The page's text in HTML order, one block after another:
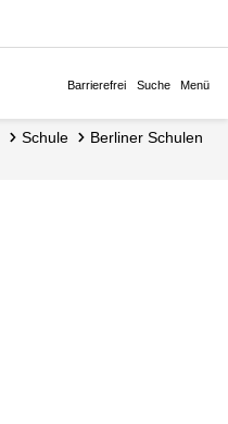
Barrierefrei Suche Menü
Schule
Berliner Schulen